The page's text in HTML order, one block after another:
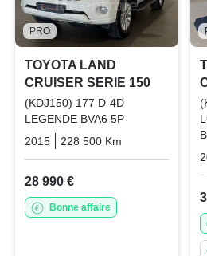
PRO
TOYOTA LAND
CRUISER SERIE 150
(KDJ150) 177 D-4D
LEGENDE BVA6 5P
2015
228 500 Km
28 990 €
Bonne affaire